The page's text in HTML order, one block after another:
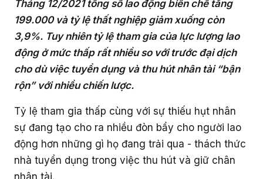
Livestream
Khảo sát
Thăm dò ý kiến
Hỏi đáp khách hàng
Làm việc từ xa
Hỗ trợ các mô hình doanh nghiệp
Hỗ trợ các bộ phận trong tổ chức
Hỗ trợ bộ phận Nhân sự
Hỗ trợ thành viên mới hòa nhập
Hỗ trợ giải đáp vấn đề nhân sự
Hỗ trợ luân chuyển vị trí/ giới thiệu
Hỗ trợ truyền thông nội bộ
Truyền thông nhân sự
Loại hình tổ chức
Bán lẻ
Dành cho Quản trị viên nhóm
Dành cho Đội ngũ điều hành
Dành cho cấp Quản lý
Dành cho Nhân viên
Hướng dẫn triển khai chi tiết
Chuẩn bị sẵn sàng
Triển khai thành công
Cách thu hút nhân sự tham gia GapoWork
Cách thúc đẩy tương tác tại GapoWork
Hiệu quả hóa truyền thông nội bộ tại GapoWork
Xây dựng văn hóa doanh nghiệp
Làm việc tại nhà với GapoWork
Khám phá thêm
Làm chủ tính năng GapoWork
Video hướng dẫn
Câu hỏi thường gặp
Liên hệ
Có gì mới trên GapoWork?
Hợp tác
Hiệu suất công việc
GapoWork cho trường học
Tháng 12/2021 tổng số lao động biên chế tăng
199.000 và tỷ lệ thất nghiệp giảm xuống còn
3,9%. Tuy nhiên tỷ lệ tham gia của lực lượng lao
động ở mức thấp rất nhiều so với trước đại dịch
cho dù việc tuyển dụng và thu hút nhân tài “bận
rộn” với nhiều chiến lược.
Tỷ lệ tham gia thấp cùng với sự thiếu hụt nhân
sự đang tạo cho ra nhiều đòn bẩy cho người lao
động hơn những gì họ đang trải qua - thách thức
nhà tuyển dụng trong việc thu hút và giữ chân
nhân tài.